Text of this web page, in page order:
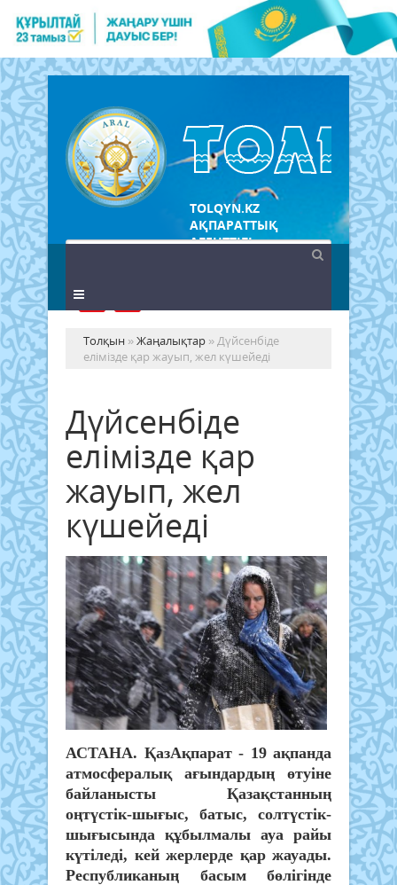
TOLQYN.KZ
АҚПАРАТТЫҚ
АГЕНТТІГІ
Толқын »Жаңалықтар » Дүйсенбіде
елімізде қар жауып, жел күшейеді
Дүйсенбіде
елімізде қар
жауып, жел
күшейеді
АСТАНА. ҚазАқпарат - 19 ақпанда
атмосфералық ағындардың өтуіне
байланысты Қазақстанның
оңтүстік-шығыс, батыс, солтүстік-
шығысында құбылмалы ауа райы
күтіледі, кей жерлерде қар жауады.
Республиканың басым бөлігінде